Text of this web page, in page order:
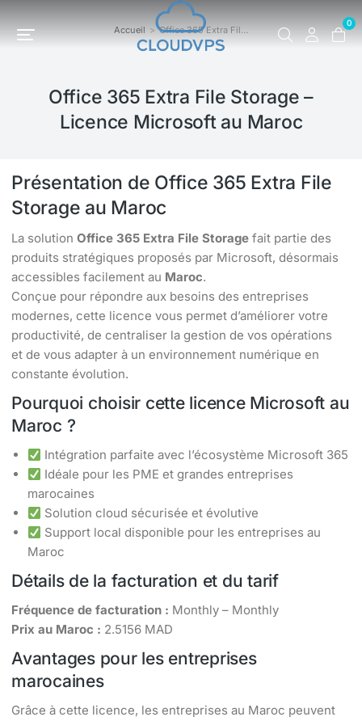
0
Vous êtes ici : Accueil Office 365 Extra Fil…
Office 365 Extra File Storage –
Licence Microsoft au Maroc
Présentation de Office 365 Extra File
Storage au Maroc
La solution Office 365 Extra File Storage fait partie des
produits stratégiques proposés par Microsoft, désormais
accessibles facilement au Maroc.
Conçue pour répondre aux besoins des entreprises
modernes, cette licence vous permet d’améliorer votre
productivité, de centraliser la gestion de vos opérations
et de vous adapter à un environnement numérique en
constante évolution.
Pourquoi choisir cette licence Microsoft au
Maroc ?
Intégration parfaite avec l’écosystème Microsoft 365
Idéale pour les PME et grandes entreprises
marocaines
Solution cloud sécurisée et évolutive
Support local disponible pour les entreprises au
Maroc
Détails de la facturation et du tarif
Fréquence de facturation : Monthly – Monthly
Prix au Maroc : 2.5156 MAD
Avantages pour les entreprises
marocaines
Grâce à cette licence, les entreprises au Maroc peuvent